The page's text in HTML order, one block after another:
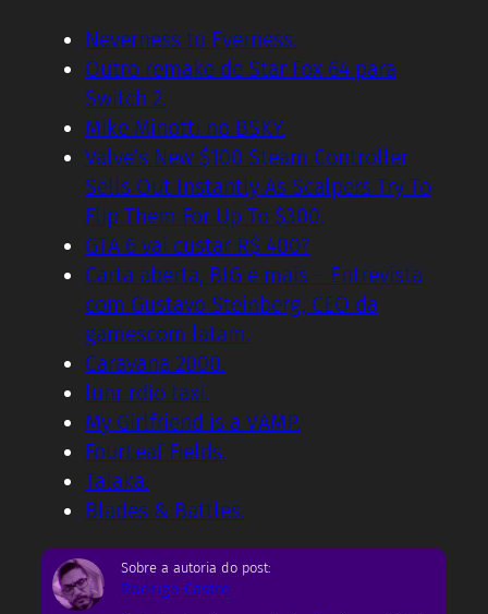
Neverness to Everness.
Outro remake de Star Fox 64 para
Switch 2.
Mike Minotti no BSKY.
Valve’s New $100 Steam Controller
Sells Out Instantly As Scalpers Try To
Flip Them For Up To $300.
GTA 6 vai custar R$ 400?
Carta aberta, BIG e mais – Entrevista
com Gustavo Steinberg, CEO da
gamescom latam.
Caravana 2000.
lunr rdio taxi.
My Girlfriend is a VAMP.
FourLeaf Fields.
Talaka.
Blades & Battles.
Sobre a autoria do post:
Rodrigo Castro